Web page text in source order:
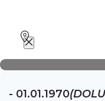
- 01.01.1970